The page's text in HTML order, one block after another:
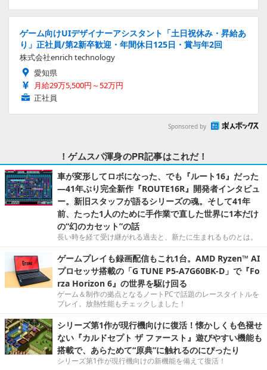
ゲーム向けUIデザイナーアシスタント「土日祝休み・昇給あ
り」正社員/第2新卒歓迎・年間休日125日・賞与年2回
株式会社enrich technology
愛知県
月給29万5,500円～52万円
正社員
Sponsored by
！ゲムスパ渾身のPR記事はこれだ！
車が変形してロボになった、でも『ルート16』だった
―41年ぶり完全新作『ROUTE16R』開発者インタビュ
ー。新旧スタッフが語るシリーズの魂。そして41年
前、たった1人のために手作業で直した世界に1本だけ
の“幻のカセット”の話
長い時を経て受け継がれる過去と、新たに生まれるものとは。
ゲームプレイも録画配信もこれ1台。AMD Ryzen™ AI
プロセッサ搭載の「G TUNE P5-A7G60BK-D」で『Fo
rza Horizon 6』の世界を駆け回る
ゲーム＆制作の拠点となるノートPCで話題のレースタイトルを
プレイ。放熱性能もチェックしました！
シリーズ第1作が現行機向けに復活！懐かしくも色褪せ
ない『カルドセプト ザ ファースト』遊びやすい機能も
搭載で、あらためて“原典”に触れるのにぴったり
シリーズ第1作が現行機向けの新機能を備えて復活！